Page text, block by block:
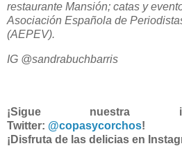
restaurante Mansión; catas y
Asociación Española de
(AEPEV).
IG @sandrabuchbarris
¡Sigue nuestra
Twitter: @copasycorchos!
¡Disfruta de las delicias en